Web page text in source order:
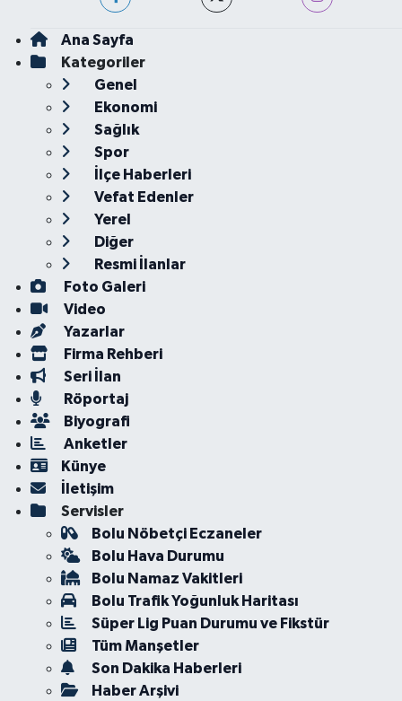
Ana Sayfa
Kategoriler
Genel
Ekonomi
Sağlık
Spor
İlçe Haberleri
Vefat Edenler
Yerel
Diğer
Resmi İlanlar
Foto Galeri
Video
Yazarlar
Firma Rehberi
Seri İlan
Röportaj
Biyografi
Anketler
Künye
İletişim
Servisler
Bolu Nöbetçi Eczaneler
Bolu Hava Durumu
Bolu Namaz Vakitleri
Bolu Trafik Yoğunluk Haritası
Süper Lig Puan Durumu ve Fikstür
Tüm Manşetler
Son Dakika Haberleri
Haber Arşivi